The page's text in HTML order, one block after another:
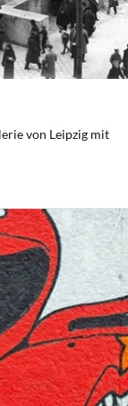
von Leipzig mit